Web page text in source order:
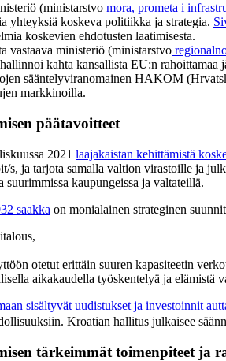
(ministarstvo mora, prometa i
yhteyksiä koskeva politiikka ja strategia.
koskevien ehdotusten laatimisesta.
vastaava ministeriö (ministarstvo
kahta kansallista EU:n rahoittamaa
sääntelyviranomainen HAKOM
markkinoilla.
päätavoitteet
2021 laajakaistan kehittämistä
s, ja tarjota samalla valtion virastoille ja
kaupungeissa ja valtateillä.
saakka on monialainen strateginen
otetut erittäin suuren kapasiteetin
aikakaudella työskentelyä ja elämistä
sisältyvät uudistukset ja investoinnit
Kroatian hallitus julkaisee
tärkeimmät toimenpiteet ja